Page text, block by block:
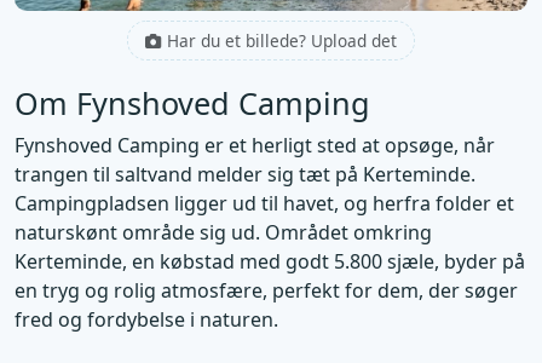
Har du et billede? Upload det
Om Fynshoved Camping
Fynshoved Camping er et herligt sted at opsøge, når
trangen til saltvand melder sig tæt på Kerteminde.
Campingpladsen ligger ud til havet, og herfra folder et
naturskønt område sig ud. Området omkring
Kerteminde, en købstad med godt 5.800 sjæle, byder på
en tryg og rolig atmosfære, perfekt for dem, der søger
fred og fordybelse i naturen.